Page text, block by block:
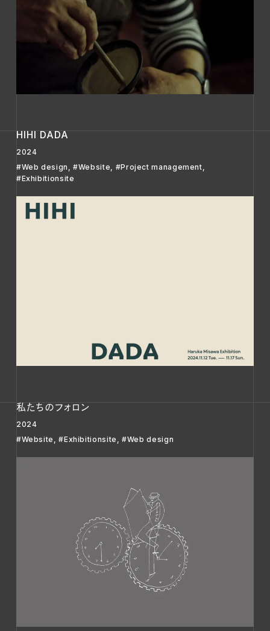
HIHI DADA
2024
#Web design ,#Website, #Project management,
#Exhibitionsite
私たちのフォロン
2024
#Website
,#Exhibitionsite ,#Web design